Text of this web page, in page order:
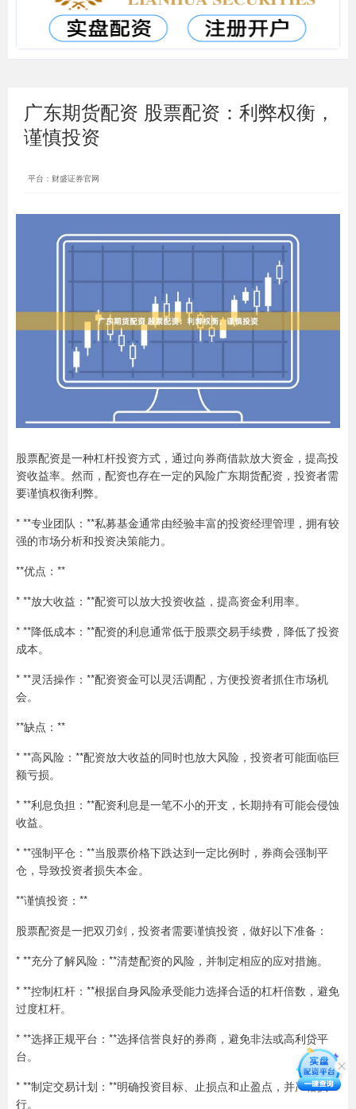
广东期货配资 股票配资：利弊权衡，
谨慎投资
平台：财盛证券官网
股票配资是一种杠杆投资方式，通过向券商借款放大资金，提高投
资收益率。然而，配资也存在一定的风险广东期货配资，投资者需
要谨慎权衡利弊。
* **专业团队：**私募基金通常由经验丰富的投资经理管理，拥有较
强的市场分析和投资决策能力。
**优点：**
* **放大收益：**配资可以放大投资收益，提高资金利用率。
* **降低成本：**配资的利息通常低于股票交易手续费，降低了投资
成本。
* **灵活操作：**配资资金可以灵活调配，方便投资者抓住市场机
会。
**缺点：**
* **高风险：**配资放大收益的同时也放大风险，投资者可能面临巨
额亏损。
* **利息负担：**配资利息是一笔不小的开支，长期持有可能会侵蚀
收益。
* **强制平仓：**当股票价格下跌达到一定比例时，券商会强制平
仓，导致投资者损失本金。
**谨慎投资：**
股票配资是一把双刃剑，投资者需要谨慎投资，做好以下准备：
* **充分了解风险：**清楚配资的风险，并制定相应的应对措施。
* **控制杠杆：**根据自身风险承受能力选择合适的杠杆倍数，避免
过度杠杆。
* **选择正规平台：**选择信誉良好的券商，避免非法或高利贷平
台。
* **制定交易计划：**明确投资目标、止损点和止盈点，并严格执
行。